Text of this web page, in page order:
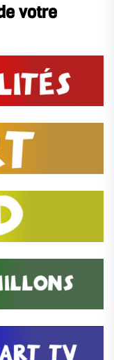
votre